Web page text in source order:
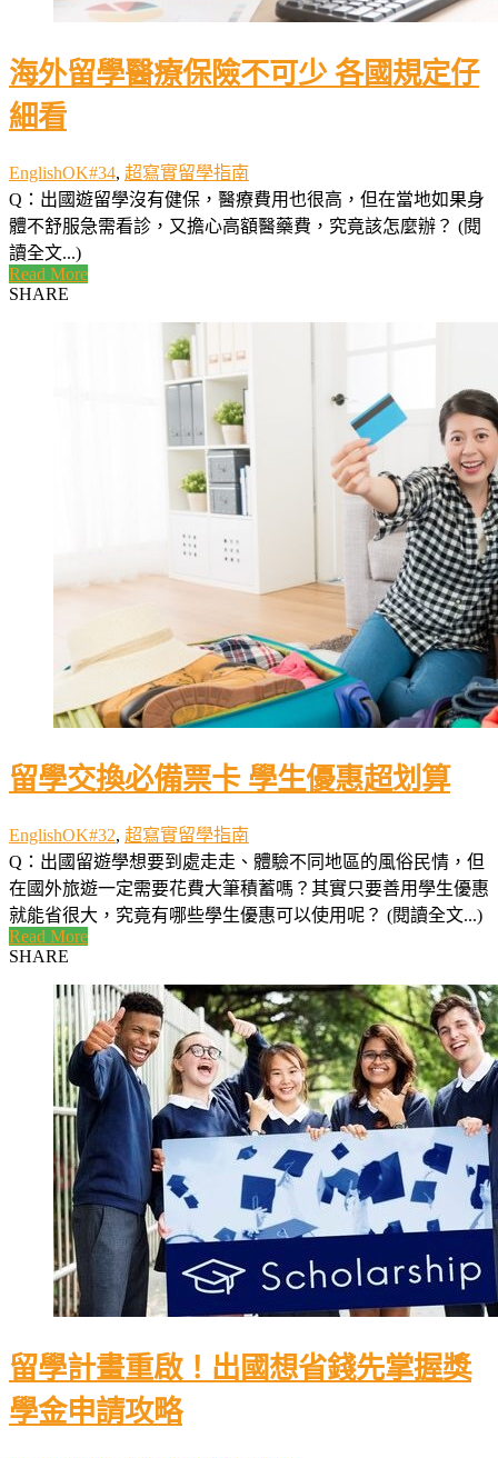
海外留學醫療保險不可少 各國規定仔
細看
EnglishOK#34, 超寫實留學指南
Q：出國遊留學沒有健保，醫療費用也很高，但在當地如果身
體不舒服急需看診，又擔心高額醫藥費，究竟該怎麼辦？ (閱
讀全文...)
Read More
SHARE
留學交換必備票卡 學生優惠超划算
EnglishOK#32, 超寫實留學指南
Q：出國留遊學想要到處走走、體驗不同地區的風俗民情，但
在國外旅遊一定需要花費大筆積蓄嗎？其實只要善用學生優惠
就能省很大，究竟有哪些學生優惠可以使用呢？ (閱讀全文...)
Read More
SHARE
留學計畫重啟！出國想省錢先掌握獎
學金申請攻略